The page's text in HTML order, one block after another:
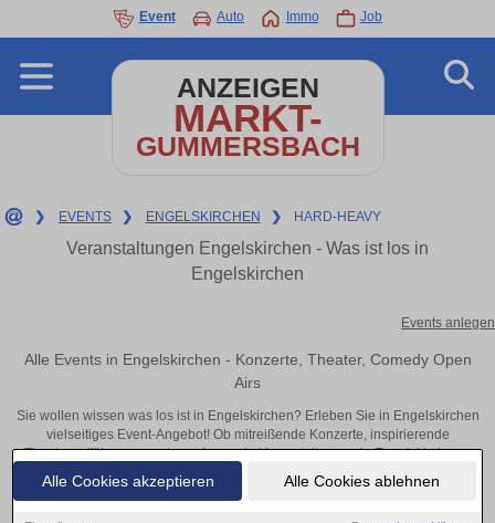
Alle Cookies akzeptieren Alle Cookies ablehnen
Event Auto Immo Job
ANZEIGEN
MARKT-
GUMMERSBACH
❯ EVENTS ❯ ENGELSKIRCHEN ❯ HARD-HEAVY
Veranstaltungen Engelskirchen - Was ist los in
Engelskirchen
Events anlegen
Alle Events in Engelskirchen - Konzerte, Theater, Comedy Open
Airs
Sie wollen wissen was los ist in Engelskirchen? Erleben Sie in Engelskirchen
vielseitiges Event-Angebot! Ob mitreißende Konzerte, inspirierende
Theateraufführungen oder aufregende Veranstaltungen in Engelskirchen –
hier finden alles im Überblick und Tickets.